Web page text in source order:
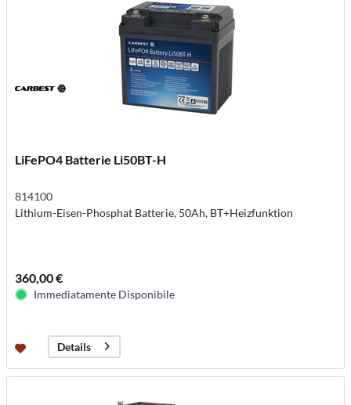
LiFePO4 Batterie Li50BT-H
814100
Lithium-Eisen-Phosphat Batterie, 50Ah, BT+Heizfunktion
360,00 €
Immediatamente Disponibile
Details